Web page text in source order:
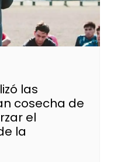
las
cosecha de
el
la